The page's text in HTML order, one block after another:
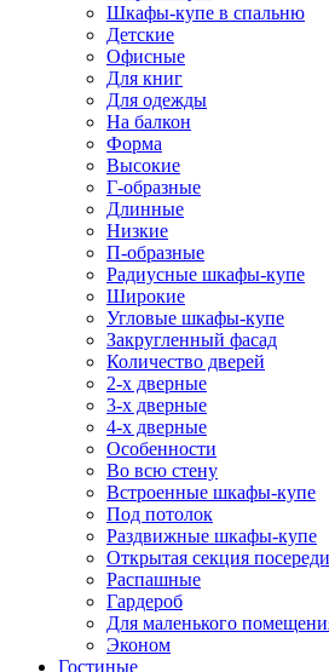
Шкафы-купе в спальню
Детские
Офисные
Для книг
Для одежды
На балкон
Форма
Высокие
Г-образные
Длинные
Низкие
П-образные
Радиусные шкафы-купе
Широкие
Угловые шкафы-купе
Закругленный фасад
Количество дверей
2-х дверные
3-х дверные
4-х дверные
Особенности
Во всю стену
Встроенные шкафы-купе
Под потолок
Раздвижные шкафы-купе
Открытая секция
Распашные
Гардероб
Для маленького
Эконом
Гостиные